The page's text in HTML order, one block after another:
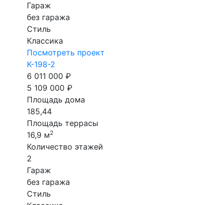
Гараж
без гаража
Стиль
Классика
Посмотреть проект
К-198-2
6 011 000 ₽
5 109 000 ₽
Площадь дома
185,44
Площадь террасы
16,9 м2
Количество этажей
2
Гараж
без гаража
Стиль